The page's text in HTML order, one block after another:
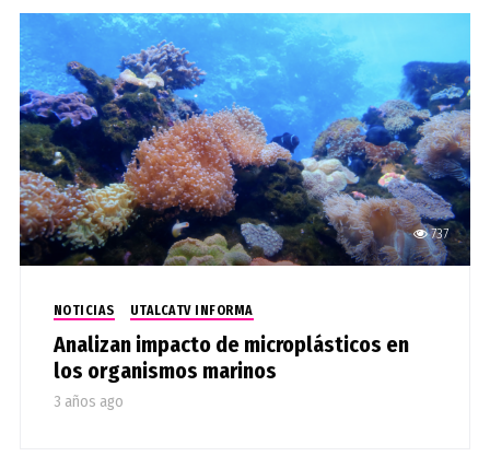
737
NOTICIAS UTALCATV INFORMA
Analizan impacto de microplásticos en
los organismos marinos
3 años ago